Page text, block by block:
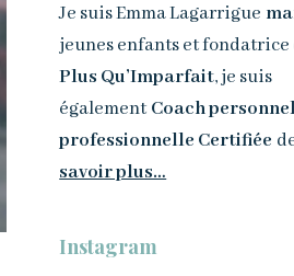
Je suis Emma Lagarrigue
jeunes enfants et
Plus Qu’Imparfait, je suis
égalementCoach
professionnelle Certifiée
savoir plus…
Instagram